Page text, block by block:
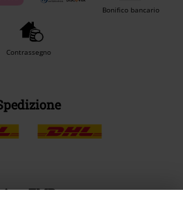
Bonifico bancario
Contrassegno
App EMP